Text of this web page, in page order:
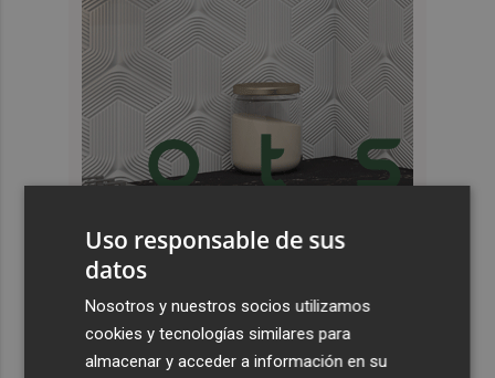
Últimas Noticias
Juan Tallón, Marta Jiménez Serrano o Juan Evaristo Valls
Boix, protagonistas de la programación de agosto de
Entre Libros en Benicàssim
Uso responsable de sus
datos
Nosotros y nuestros socios utilizamos
cookies y tecnologías similares para
almacenar y acceder a información en su